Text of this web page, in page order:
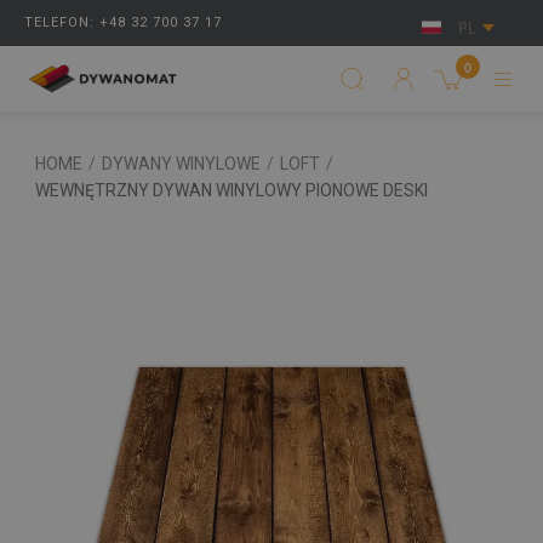
TELEFON: +48 32 700 37 17 PL
0
HOME / DYWANY WINYLOWE / LOFT /
WEWNĘTRZNY DYWAN WINYLOWY PIONOWE DESKI